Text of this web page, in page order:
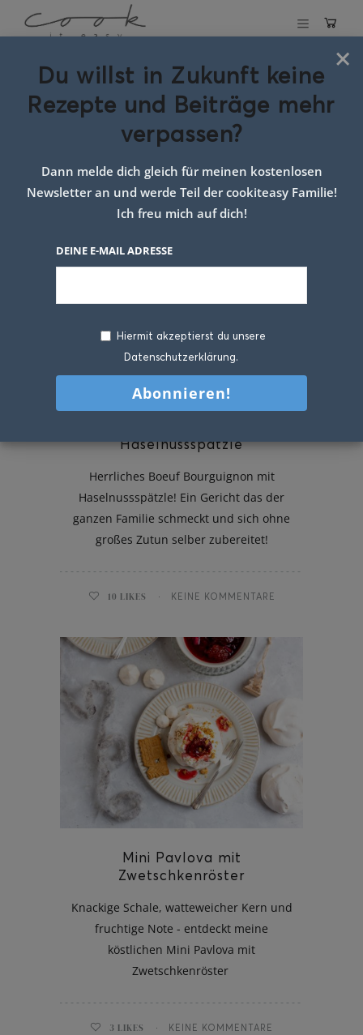
Eis am Stil
Schlagwort:idee
für einfaches
weihnachtsdessert
Haselnussspätzle
Herrliches Boeuf Bourguignon mit
Haselnussspätzle! Ein Gericht das der
ganzen Familie schmeckt und sich ohne
großes Zutun selber zubereitet!
10 LIKES KEINE KOMMENTARE
Mini Pavlova mit
Zwetschkenröster
Knackige Schale, watteweicher Kern und
fruchtige Note - entdeckt meine
köstlichen Mini Pavlova mit
Zwetschkenröster
3 LIKES KEINE KOMMENTARE
×
Du willst in Zukunft keine
Rezepte und Beiträge mehr
verpassen?
Dann melde dich gleich für meinen kostenlosen
Newsletter an und werde Teil der cookiteasy Familie!
Ich freu mich auf dich!
DEINE E-MAIL ADRESSE
Hiermit akzeptierst du unsere
Datenschutzerklärung.